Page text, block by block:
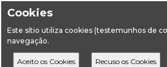
Cookies
Este sítio utiliza cookies (testemunhos de
navegação.